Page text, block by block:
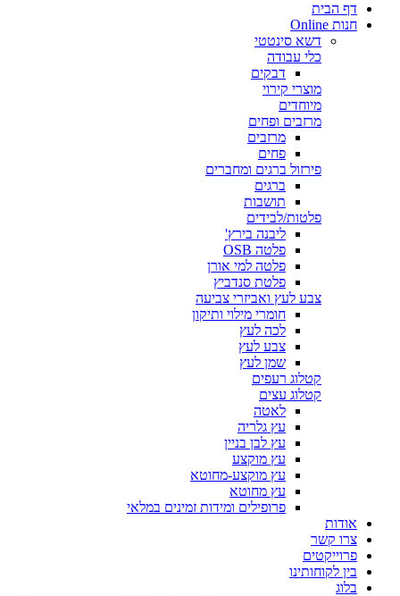
דף הבית
חנות Online
דשא סינטטי
כלי עבודה
דבקים
מוצרי קירוי
מיוחדים
מרזבים ופחים
מרזבים
פחים
פירזול ברגים ומחברים
ברגים
תושבות
פלטות/לבידים
ליבנה בירץ'
פלטה OSB
פלטה למי אורן
פלטת סנדביץ
צבע לעץ ואביזרי צביעה
חומרי מילוי ותיקון
לכה לעץ
צבע לעץ
שמן לעץ
קטלוג רעפים
קטלוג עצים
לאטה
עץ גלריה
עץ לבן בניין
עץ מוקצע
עץ מוקצע-מחוטא
עץ מחוטא
פרופילים ומידות זמינים במלאי
אודות
צרו קשר
פרוייקטים
בין לקוחותינו
בלוג